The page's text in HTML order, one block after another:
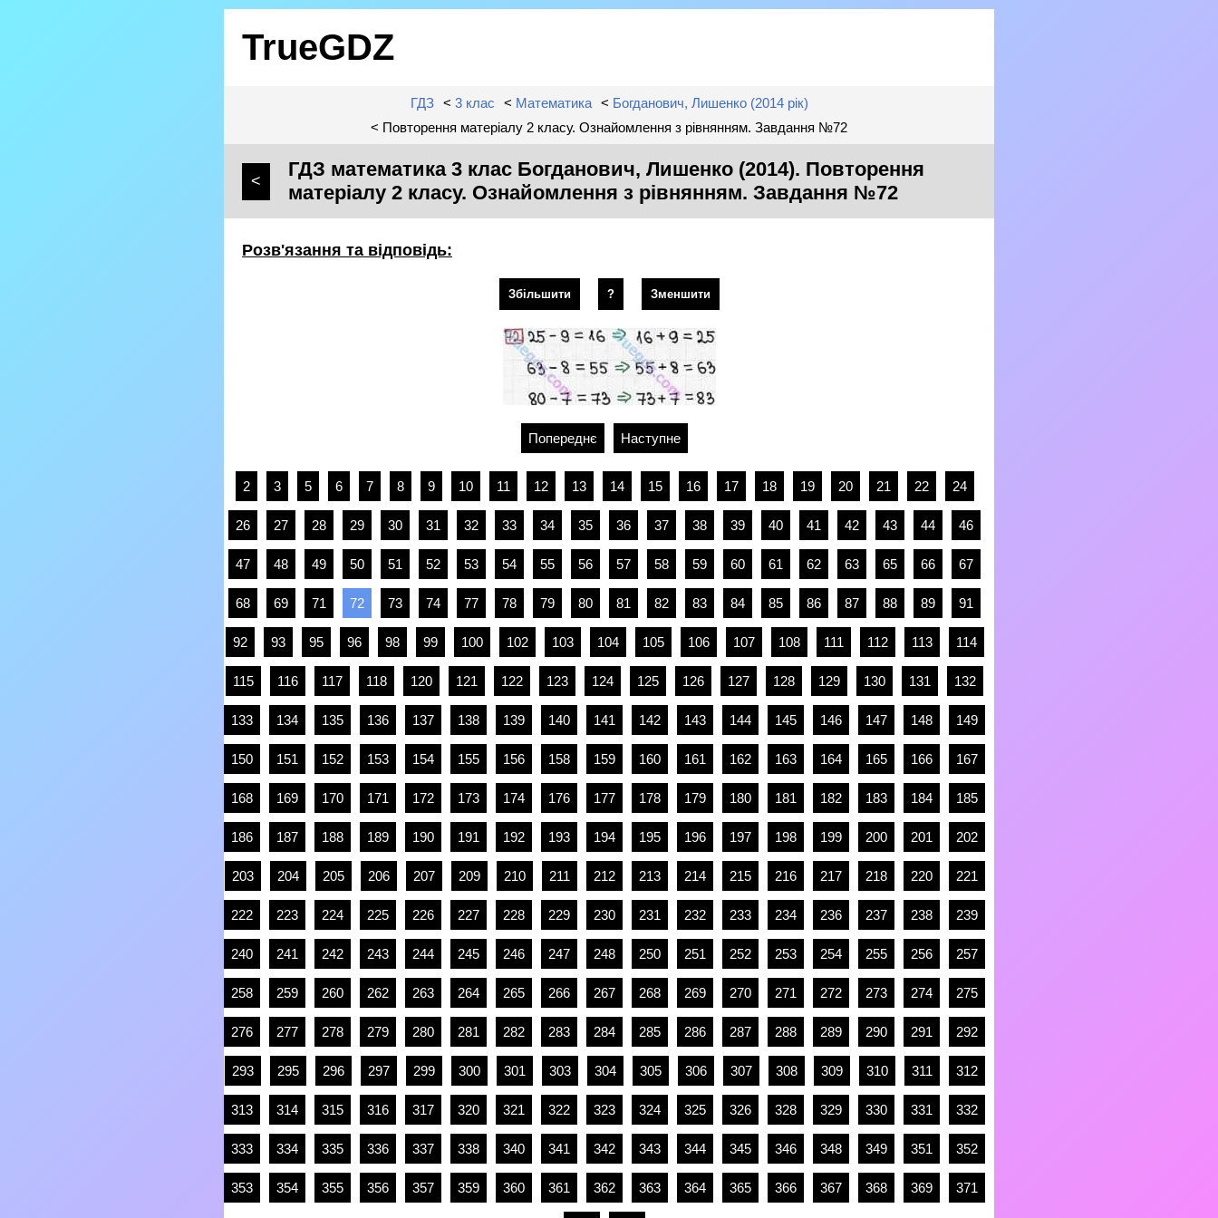
TrueGDZ
ГДЗ < 3 клас < Математика < Богданович, Лишенко (2014 рік)
< Повторення матеріалу 2 класу. Ознайомлення з рівнянням. Завдання №72
<
ГДЗ математика 3 клас Богданович, Лишенко (2014). Повторення
матеріалу 2 класу. Ознайомлення з рівнянням. Завдання №72
Розв'язання та відповідь:
Збільшити ? Зменшити
Попереднє Наступне
2 3 5 6 7 8 9 10 11 12 13 14 15 16 17 18 19 20 21 22 24
26 27 28 29 30 31 32 33 34 35 36 37 38 39 40 41 42 43 44 46
47 48 49 50 51 52 53 54 55 56 57 58 59 60 61 62 63 65 66 67
68 69 71 72 73 74 77 78 79 80 81 82 83 84 85 86 87 88 89 91
92 93 95 96 98 99 100 102 103 104 105 106 107 108 111 112 113 114
115 116 117 118 120 121 122 123 124 125 126 127 128 129 130 131 132
133 134 135 136 137 138 139 140 141 142 143 144 145 146 147 148 149
150 151 152 153 154 155 156 158 159 160 161 162 163 164 165 166 167
168 169 170 171 172 173 174 176 177 178 179 180 181 182 183 184 185
186 187 188 189 190 191 192 193 194 195 196 197 198 199 200 201 202
203 204 205 206 207 209 210 211 212 213 214 215 216 217 218 220 221
222 223 224 225 226 227 228 229 230 231 232 233 234 236 237 238 239
240 241 242 243 244 245 246 247 248 250 251 252 253 254 255 256 257
258 259 260 262 263 264 265 266 267 268 269 270 271 272 273 274 275
276 277 278 279 280 281 282 283 284 285 286 287 288 289 290 291 292
293 295 296 297 299 300 301 303 304 305 306 307 308 309 310 311 312
313 314 315 316 317 320 321 322 323 324 325 326 328 329 330 331 332
333 334 335 336 337 338 340 341 342 343 344 345 346 348 349 351 352
353 354 355 356 357 359 360 361 362 363 364 365 366 367 368 369 371